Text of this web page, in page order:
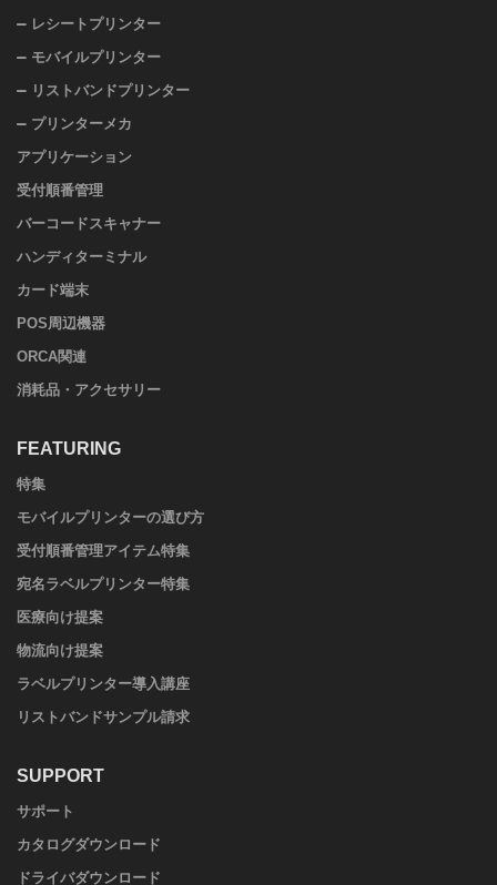
レシートプリンター
モバイルプリンター
リストバンドプリンター
プリンターメカ
アプリケーション
受付順番管理
バーコードスキャナー
ハンディターミナル
カード端末
POS周辺機器
ORCA関連
消耗品・アクセサリー
FEATURING
特集
モバイルプリンターの選び方
受付順番管理アイテム特集
宛名ラベルプリンター特集
医療向け提案
物流向け提案
ラベルプリンター導入講座
リストバンドサンプル請求
SUPPORT
サポート
カタログダウンロード
ドライバダウンロード